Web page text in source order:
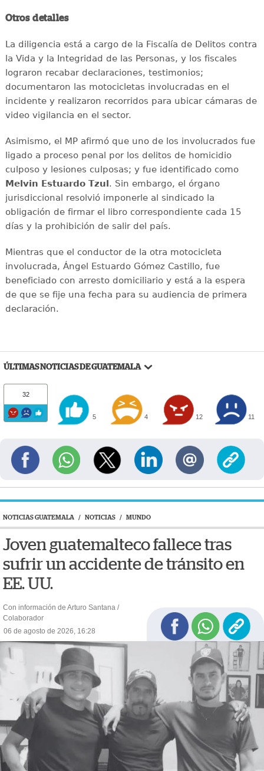
Otros detalles
La diligencia está a cargo de la Fiscalía de Delitos contra
la Vida y la Integridad de las Personas, y los fiscales
lograron recabar declaraciones, testimonios;
documentaron las motocicletas involucradas en el
incidente y realizaron recorridos para ubicar cámaras de
video vigilancia en el sector.
Asimismo, el MP afirmó que uno de los involucrados fue
ligado a proceso penal por los delitos de homicidio
culposo y lesiones culposas; y fue identificado como
Melvin Estuardo Tzul. Sin embargo, el órgano
jurisdiccional resolvió imponerle al sindicado la
obligación de firmar el libro correspondiente cada 15
días y la prohibición de salir del país.
Mientras que el conductor de la otra motocicleta
involucrada, Ángel Estuardo Gómez Castillo, fue
beneficiado con arresto domiciliario y está a la espera
de que se fije una fecha para su audiencia de primera
declaración.
ÚLTIMAS NOTICIAS DE GUATEMALA
32
5 4 12 11
NOTICIAS GUATEMALA / NOTICIAS / MUNDO
Joven guatemalteco fallece tras
sufrir un accidente de tránsito en
EE. UU.
Con información de Arturo Santana /
Colaborador
06 de agosto de 2026, 16:28